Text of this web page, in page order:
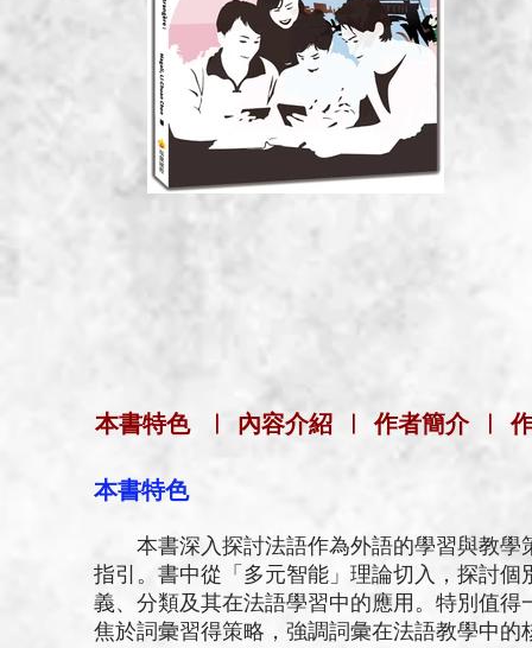
本書特色 | 內容介紹 | 作者簡介 |
本書特色
本書深入探討法語作為外語的學習與教學
指引。書中從「多元智能」理論切入，探討
義、分類及其在法語學習中的應用。特別值
焦於詞彙習得策略，強調詞彙在法語教學中